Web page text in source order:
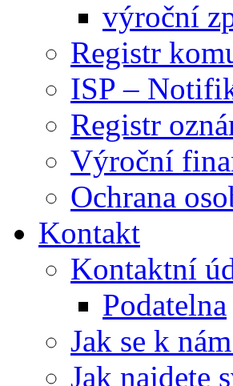
výroční
Registr
ISP –
Registr
Výroční
Ochrana
Kontakt
Kontaktní
Podatelna
Jak se k
Jak najdete